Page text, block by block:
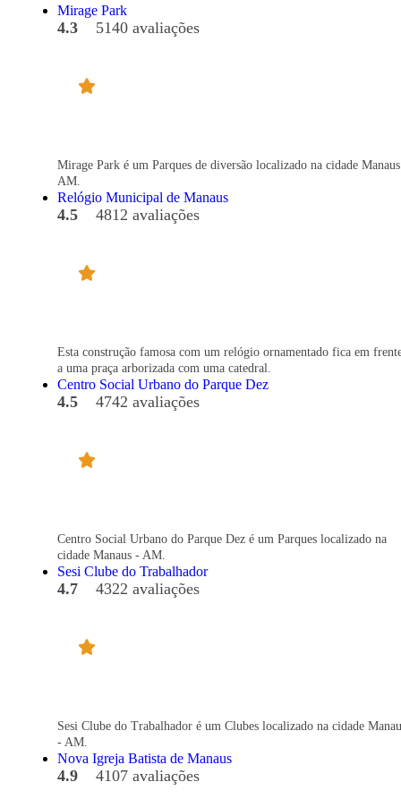
Mirage Park
4.3 5140 avaliações
Mirage Park é um Parques de diversão localizado na cidade
AM.
Relógio Municipal de Manaus
4.5 4812 avaliações
Esta construção famosa com um relógio ornamentado fica em
a uma praça arborizada com uma catedral.
Centro Social Urbano do Parque Dez
4.5 4742 avaliações
Centro Social Urbano do Parque Dez é um Parques localizado na
cidade Manaus - AM.
Sesi Clube do Trabalhador
4.7 4322 avaliações
Sesi Clube do Trabalhador é um Clubes localizado na cidade
- AM.
Nova Igreja Batista de Manaus
4.9 4107 avaliações